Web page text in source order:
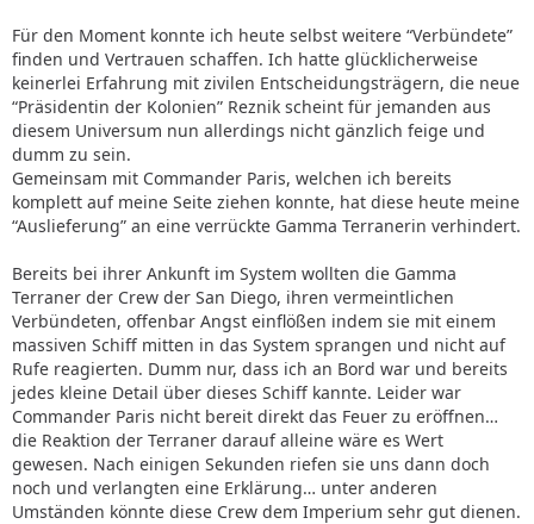
Für den Moment konnte ich heute selbst weitere “Verbündete”
finden und Vertrauen schaffen. Ich hatte glücklicherweise
keinerlei Erfahrung mit zivilen Entscheidungsträgern, die neue
“Präsidentin der Kolonien” Reznik scheint für jemanden aus
diesem Universum nun allerdings nicht gänzlich feige und
dumm zu sein.
Gemeinsam mit Commander Paris, welchen ich bereits
komplett auf meine Seite ziehen konnte, hat diese heute meine
“Auslieferung” an eine verrückte Gamma Terranerin verhindert.
Bereits bei ihrer Ankunft im System wollten die Gamma
Terraner der Crew der San Diego, ihren vermeintlichen
Verbündeten, offenbar Angst einflößen indem sie mit einem
massiven Schiff mitten in das System sprangen und nicht auf
Rufe reagierten. Dumm nur, dass ich an Bord war und bereits
jedes kleine Detail über dieses Schiff kannte. Leider war
Commander Paris nicht bereit direkt das Feuer zu eröffnen…
die Reaktion der Terraner darauf alleine wäre es Wert
gewesen. Nach einigen Sekunden riefen sie uns dann doch
noch und verlangten eine Erklärung… unter anderen
Umständen könnte diese Crew dem Imperium sehr gut dienen.